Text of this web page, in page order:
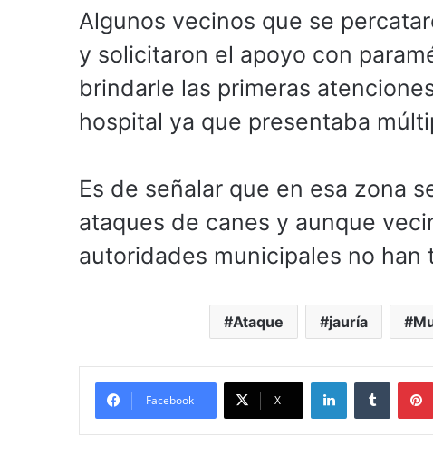
Algunos vecinos que se
y solicitaron el apoyo con
brindarle las primeras
hospital ya que presentaba
Es de señalar que en esa zona
ataques de canes y aunque
autoridades municipales no han
Ataque jauría
Facebook X
LinkedInTumblr